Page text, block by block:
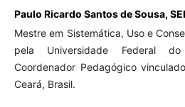
Paulo Ricardo Santos de Sousa,
Mestre em Sistemática, Uso e
pela Universidade Federal
Coordenador Pedagógico
Ceará, Brasil.